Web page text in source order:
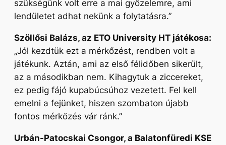
szükségünk volt erre a mai győzelemre, ami
lendületet adhat nekünk a folytatásra.”
Szöllősi Balázs, az ETO University HT játékosa:
„Jól kezdtük ezt a mérkőzést, rendben volt a
játékunk. Aztán, ami az első félidőben sikerült,
az a másodikban nem. Kihagytuk a ziccereket,
ez pedig fájó kupabúcsúhoz vezetett. Fel kell
emelni a fejünket, hiszen szombaton újabb
fontos mérkőzés vár ránk.”
Urbán-Patocskai Csongor, a Balatonfüredi KSE